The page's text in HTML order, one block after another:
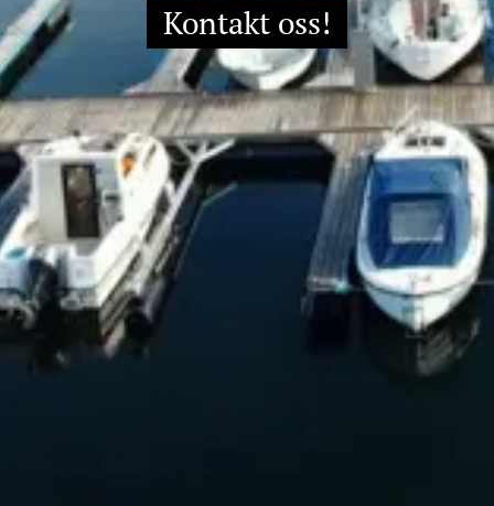
Kontakt oss!